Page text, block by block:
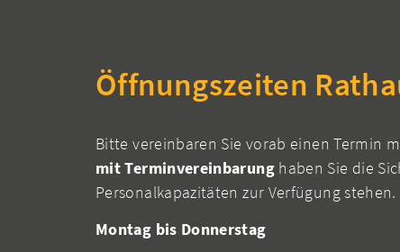
Öffnungszeiten
Bitte vereinbaren Sie vorab einen Termin
mit Terminvereinbarunghaben Sie die
Personalkapazitäten zur Verfügung stehen.
Montag bis Donnerstag